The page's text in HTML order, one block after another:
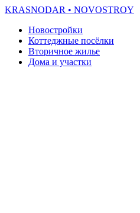
KRASNODAR • NOVOSTROY
Новостройки
Коттеджные посёлки
Вторичное жилье
Дома и участки